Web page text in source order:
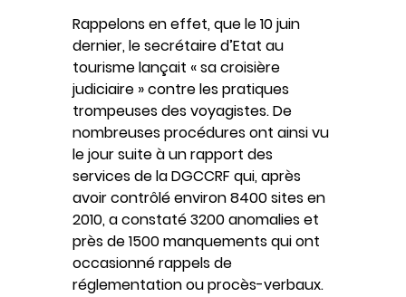
Rappelons en effet, que le 10 juin
dernier, le secrétaire d’Etat au
tourisme lançait « sa croisière
judiciaire » contre les pratiques
trompeuses des voyagistes. De
nombreuses procédures ont ainsi vu
le jour suite à un rapport des
services de la DGCCRF qui, après
avoir contrôlé environ 8400 sites en
2010, a constaté 3200 anomalies et
près de 1500 manquements qui ont
occasionné rappels de
réglementation ou procès-verbaux.